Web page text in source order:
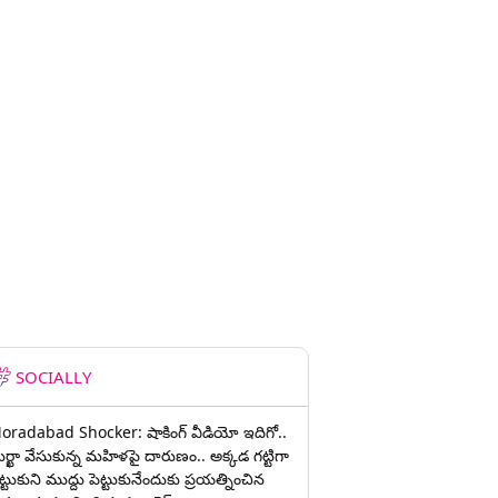
SOCIALLY
Shocker: షాకింగ్ వీడియో ఇదిగో..
వేసుకున్న మహిళపై దారుణం.. అక్కడ గట్టిగా
ముద్దు పెట్టుకునేందుకు ప్రయత్నించిన